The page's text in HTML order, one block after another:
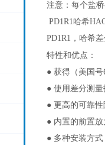
注意：每个盐
PD1R1哈希
PD1R1，哈希
特性和优点：
● 获得（美国
● 使用差分测
● 更高的可靠
● 内置的前置放
● 多种安装方